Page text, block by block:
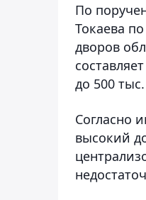
По
Токаева
дворов
до 500
Согласно
высокий